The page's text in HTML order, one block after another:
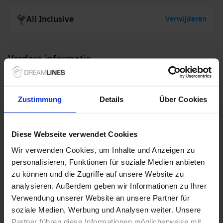
Zustimmung Details Über Cookies
Diese Webseite verwendet Cookies
Wir verwenden Cookies, um Inhalte und Anzeigen zu
personalisieren, Funktionen für soziale Medien anbieten
zu können und die Zugriffe auf unsere Website zu
analysieren. Außerdem geben wir Informationen zu Ihrer
Verwendung unserer Website an unsere Partner für
soziale Medien, Werbung und Analysen weiter. Unsere
Partner führen diese Informationen möglicherweise mit
All Inclusive Verwijderen
Verdere informatie
Speciale aanbiedingen
Premium All Inclusive inbegrepen